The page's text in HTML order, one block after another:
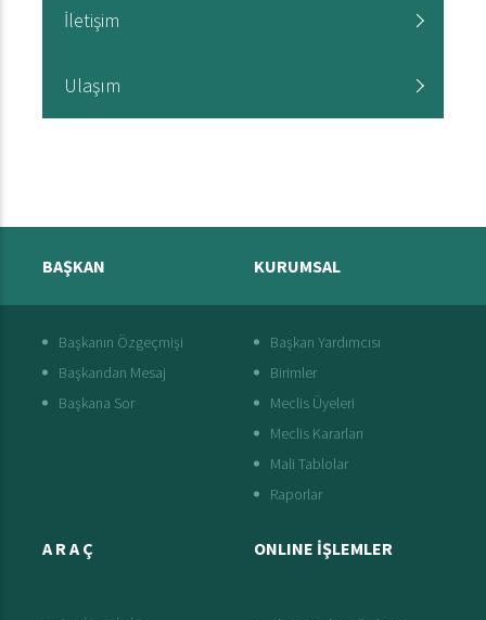
İletişim
Ulaşım
BAŞKAN
Başkanın Özgeçmişi
Başkandan Mesaj
Başkana Sor
KURUMSAL
Başkan Yardımcısı
Birimler
Meclis Üyeleri
Meclis Kararları
Mali Tablolar
Raporlar
A R A Ç ONLINE İŞLEMLER